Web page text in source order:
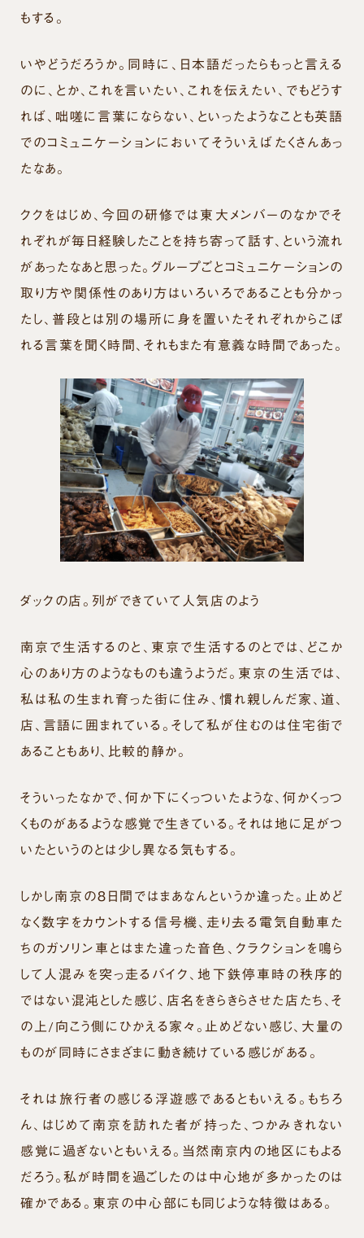
もする。
いやどうだろうか。同時に、日本語だったらもっと言える
のに、とか、これを言いたい、これを伝えたい、でもどうす
れば、咄嗟に言葉にならない、といったようなことも英語
でのコミュニケーションにおいてそういえばたくさんあっ
たなあ。
ククをはじめ、今回の研修では東大メンバーのなかでそ
れぞれが毎日経験したことを持ち寄って話す、という流れ
があったなあと思った。グループごとコミュニケーションの
取り方や関係性のあり方はいろいろであることも分かっ
たし、普段とは別の場所に身を置いたそれぞれからこぼ
れる言葉を聞く時間、それもまた有意義な時間であった。
ダックの店。列ができていて人気店のよう
南京で生活するのと、東京で生活するのとでは、どこか
心のあり方のようなものも違うようだ。東京の生活では、
私は私の生まれ育った街に住み、慣れ親しんだ家、道、
店、言語に囲まれている。そして私が住むのは住宅街で
あることもあり、比較的静か。
そういったなかで、何か下にくっついたような、何かくっつ
くものがあるような感覚で生きている。それは地に足がつ
いたというのとは少し異なる気もする。
しかし南京の８日間ではまあなんというか違った。止めど
なく数字をカウントする信号機、走り去る電気自動車た
ちのガソリン車とはまた違った音色、クラクションを鳴ら
して人混みを突っ走るバイク、地下鉄停車時の秩序的
ではない混沌とした感じ、店名をきらきらさせた店たち、そ
の上/向こう側にひかえる家々。止めどない感じ、大量の
ものが同時にさまざまに動き続けている感じがある。
それは旅行者の感じる浮遊感であるともいえる。もちろ
ん、はじめて南京を訪れた者が持った、つかみきれない
感覚に過ぎないともいえる。当然南京内の地区にもよる
だろう。私が時間を過ごしたのは中心地が多かったのは
確かである。東京の中心部にも同じような特徴はある。